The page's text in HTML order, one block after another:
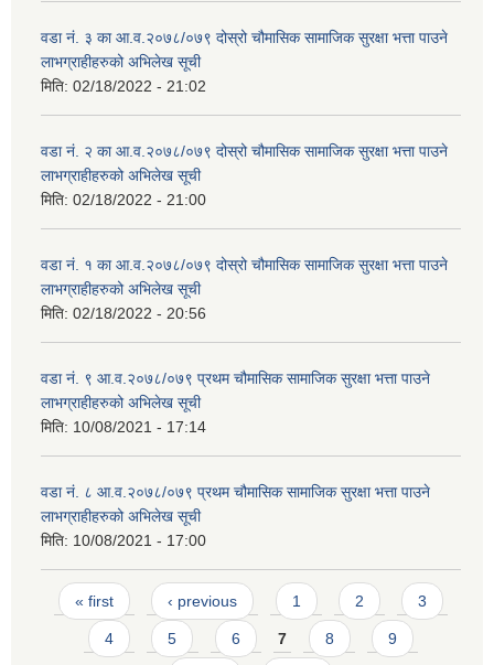
वडा नं. ३ का आ.व.२०७८/०७९ दोस्रो चौमासिक सामाजिक सुरक्षा भत्ता पाउने
लाभग्राहीहरुको अभिलेख सूची
मिति: 02/18/2022 - 21:02
वडा नं. २ का आ.व.२०७८/०७९ दोस्रो चौमासिक सामाजिक सुरक्षा भत्ता पाउने
लाभग्राहीहरुको अभिलेख सूची
मिति: 02/18/2022 - 21:00
वडा नं. १ का आ.व.२०७८/०७९ दोस्रो चौमासिक सामाजिक सुरक्षा भत्ता पाउने
लाभग्राहीहरुको अभिलेख सूची
मिति: 02/18/2022 - 20:56
वडा नं. ९ आ.व.२०७८/०७९ प्रथम चौमासिक सामाजिक सुरक्षा भत्ता पाउने
लाभग्राहीहरुको अभिलेख सूची
मिति: 10/08/2021 - 17:14
वडा नं. ८ आ.व.२०७८/०७९ प्रथम चौमासिक सामाजिक सुरक्षा भत्ता पाउने
लाभग्राहीहरुको अभिलेख सूची
मिति: 10/08/2021 - 17:00
Pages
« first ‹ previous 1 2 3
4 5 6 7 8 9